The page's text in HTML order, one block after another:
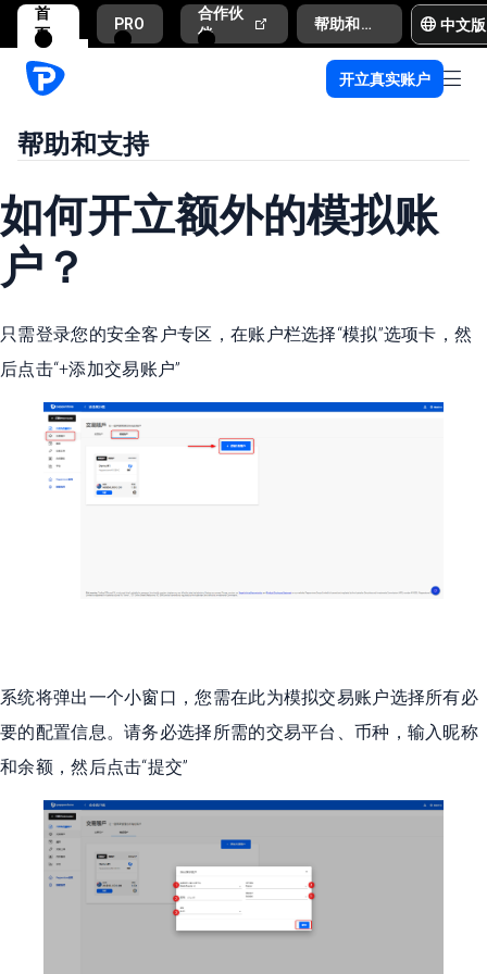
首
页
PRO
合作伙
伴
帮助和支持 中文版
开立真实账户
帮助和支持
如何开立额外的模拟账
户？
只需登录您的安全客户专区，在账户栏选择“模拟”选项卡，然
后点击“+添加交易账户”
系统将弹出一个小窗口，您需在此为模拟交易账户选择所有必
要的配置信息。请务必选择所需的交易平台、币种，输入昵称
和余额，然后点击“提交”